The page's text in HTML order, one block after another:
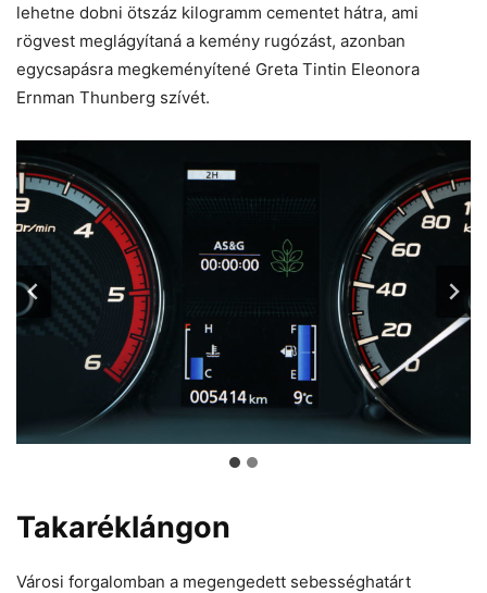
lehetne dobni ötszáz kilogramm cementet hátra, ami
rögvest meglágyítaná a kemény rugózást, azonban
egycsapásra megkeményítené Greta Tintin Eleonora
Ernman Thunberg szívét.
Takaréklángon
Városi forgalomban a megengedett sebességhatárt